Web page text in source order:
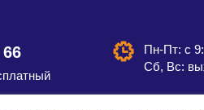
Пн-Пт: с
Сб, Вс: